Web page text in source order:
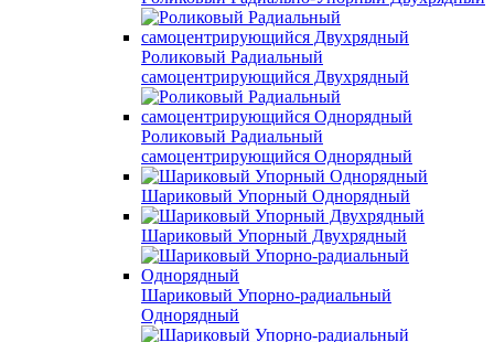
Роликовый Радиальный
самоцентрирующийся Двухрядный
Роликовый Радиальный
самоцентрирующийся Однорядный
Шариковый Упорный Однорядный
Шариковый Упорный Двухрядный
Шариковый Упорно-радиальный
Однорядный